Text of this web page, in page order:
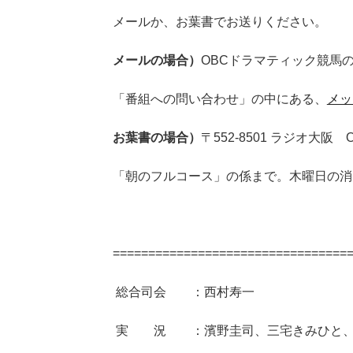
メールか、お葉書でお送りください。
メールの場合） OBCドラマティック競馬
「番組への問い合わせ」の中にある、 メ
お葉書の場合） 〒552-8501 ラジオ大阪
「朝のフルコース」の係まで。木曜日の
総合司会 ：西村寿一
実 況 ：濱野圭司、三宅きみひと、